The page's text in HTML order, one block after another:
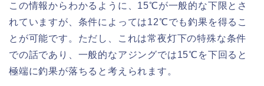
この情報からわかるように、15℃が一般的な下限とさ
れていますが、条件によっては12℃でも釣果を得るこ
とが可能です。ただし、これは常夜灯下の特殊な条件
での話であり、一般的なアジングでは15℃を下回ると
極端に釣果が落ちると考えられます。